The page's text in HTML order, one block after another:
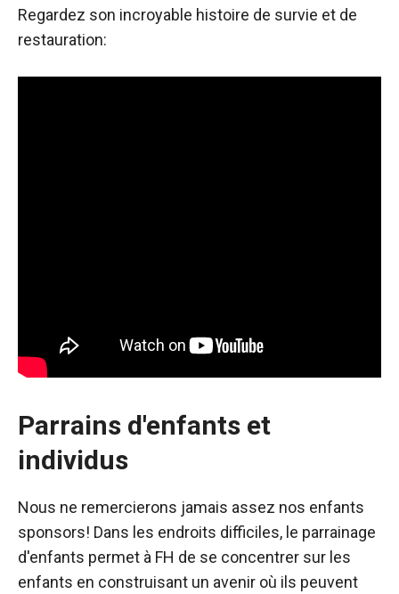
Regardez son incroyable histoire de survie et de
restauration:
Parrains d'enfants et
individus
Nous ne remercierons jamais assez nos enfants
sponsors! Dans les endroits difficiles, le parrainage
d'enfants permet à FH de se concentrer sur les
enfants en construisant un avenir où ils peuvent